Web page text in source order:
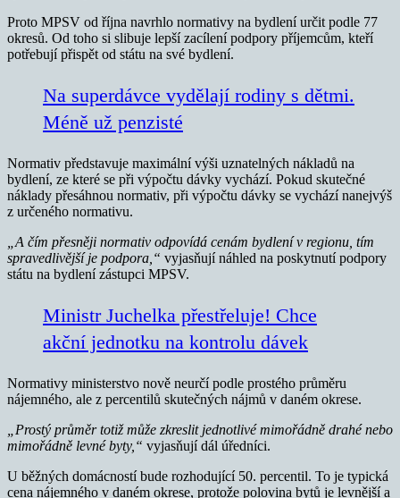
Proto MPSV od října navrhlo normativy na bydlení určit podle 77
okresů. Od toho si slibuje lepší zacílení podpory příjemcům, kteří
potřebují přispět od státu na své bydlení.
Na superdávce vydělají rodiny s dětmi.
Méně už penzisté
Normativ představuje maximální výši uznatelných nákladů na
bydlení, ze které se při výpočtu dávky vychází. Pokud skutečné
náklady přesáhnou normativ, při výpočtu dávky se vychází nanejvýš
z určeného normativu.
„A čím přesněji normativ odpovídá cenám bydlení v regionu, tím
spravedlivější je podpora,“ vyjasňují náhled na poskytnutí podpory
státu na bydlení zástupci MPSV.
Ministr Juchelka přestřeluje! Chce
akční jednotku na kontrolu dávek
Normativy ministerstvo nově neurčí podle prostého průměru
nájemného, ale z percentilů skutečných nájmů v daném okrese.
„Prostý průměr totiž může zkreslit jednotlivé mimořádně drahé nebo
mimořádně levné byty,“ vyjasňují dál úředníci.
U běžných domácností bude rozhodující 50. percentil. To je typická
cena nájemného v daném okrese, protože polovina bytů je levnější a